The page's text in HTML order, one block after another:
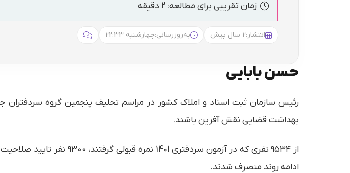
زمان تقریبی برای مطالعه: 2 دقیقه
انتشار:2 سال پیش به‌روزرسانی:چهارشنبه 22:33
حسن بابایی
بهداشت قضایی نقش آفرین باشند.
ادامه روند منصرف شدند.